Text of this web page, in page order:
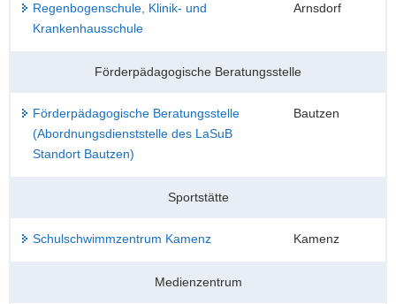
Regenbogenschule, Klinik- und
Krankenhausschule
Arnsdorf
Förderpädagogische Beratungsstelle
Förderpädagogische Beratungsstelle
(Abordnungsdienststelle des LaSuB
Standort Bautzen)
Bautzen
Sportstätte
Schulschwimmzentrum Kamenz Kamenz
Medienzentrum